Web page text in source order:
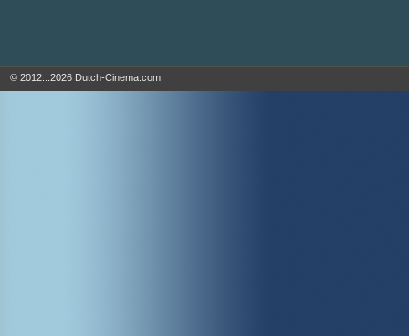
© 2012...2026 Dutch-Cinema.com